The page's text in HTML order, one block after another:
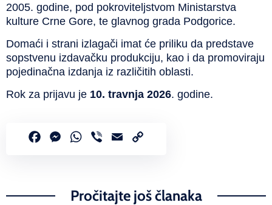
2005. godine, pod pokroviteljstvom Ministarstva
kulture Crne Gore, te glavnog grada Podgorice.
Domaći i strani izlagači imat će priliku da predstave
sopstvenu izdavačku produkciju, kao i da promoviraju
pojedinačna izdanja iz različitih oblasti.
Rok za prijavu je 10. travnja 2026. godine.
FacebookMessenger
WhatsApp
Viber Email
Pročitajte još članaka